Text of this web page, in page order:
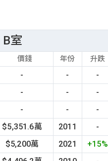
B室
價錢 年份 升跌
- -
-
- -
-
- -
-
$5,351.6萬 2011
-
$5,200萬 2021
+15%